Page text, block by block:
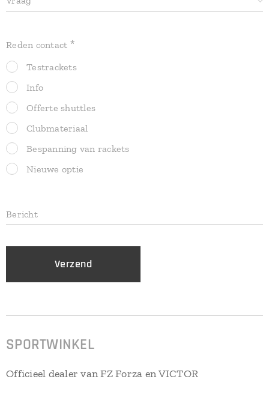
Reden contact
Testrackets
Info
Offerte shuttles
Clubmateriaal
Bespanning van rackets
Nieuwe optie
Bericht
Verzend
SPORTWINKEL
Officieel dealer van FZ Forza en VICTOR